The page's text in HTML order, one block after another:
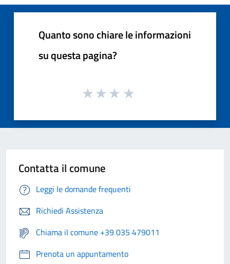
Quanto sono chiare le informazioni
su questa pagina?
Contatta il comune
Leggi le domande frequenti
Richiedi Assistenza
Chiama il comune +39 035 479011
Prenota un appuntamento